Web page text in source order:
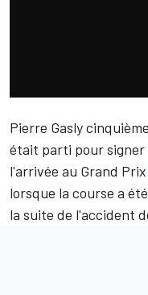
Pierre Gasly
était parti pour
l'arrivée au Grand
lorsque la course a
la suite de l'accident